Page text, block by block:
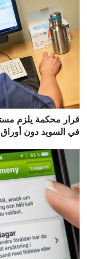
قرار محكمة يلزم
في السويد دون أوراق